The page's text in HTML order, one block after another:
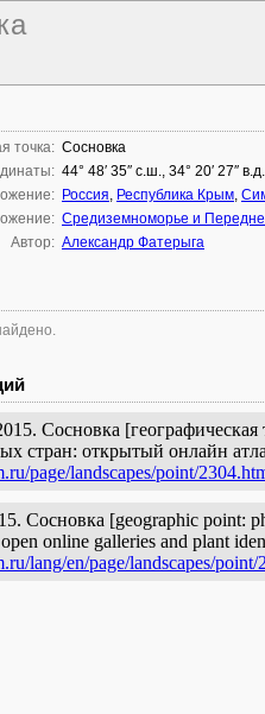
точка: Сосновка
44° 48′ 35″ с.ш., 34° 20′ 27″
Россия, Республика Крым,
Средиземноморье и
Автор: Александр Фатерыга
Сосновка
стран: открытый онлайн
page/landscapes/point/
Сосновка [geographic point:
online galleries and plant
lang/en/page/landscapes/point/